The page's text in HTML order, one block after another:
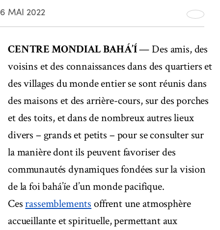
6 MAI 2022
CENTRE MONDIAL BAHÁ’Í— Des amis, des
voisins et des connaissances dans des quartiers et
des villages du monde entier se sont réunis dans
des maisons et des arrière-cours, sur des porches
et des toits, et dans de nombreux autres lieux
divers – grands et petits – pour se consulter sur
la manière dont ils peuvent favoriser des
communautés dynamiques fondées sur la vision
de la foi bahá’íe d’un monde pacifique.
Cesrassemblements offrent une atmosphère
accueillante et spirituelle, permettant aux